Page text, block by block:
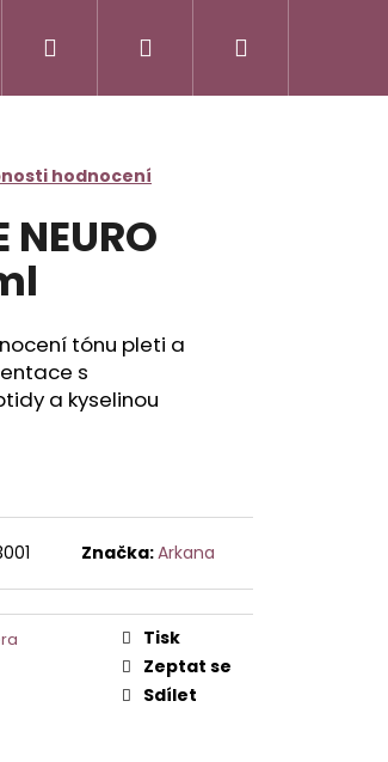
Přihlášení
hodnocení
NEURO
tónu pleti a
s
a kyselinou
Značka:Arkana
Tisk
Zeptat se
Sdílet